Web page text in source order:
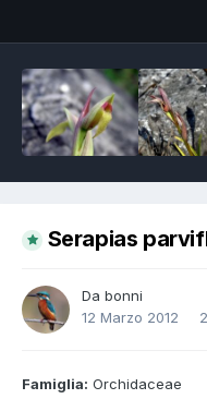
Serapias
Da bonni
12 Marzo 2012
Famiglia: Orchidaceae